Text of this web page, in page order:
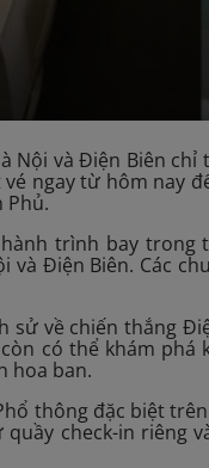
Nội và Điện Biên
ngay từ hôm nay
Phủ.
trình bay trong
Điện Biên. Các
về chiến thắng
có thể khám
hoa ban.
thông đặc biệt
check-in riêng